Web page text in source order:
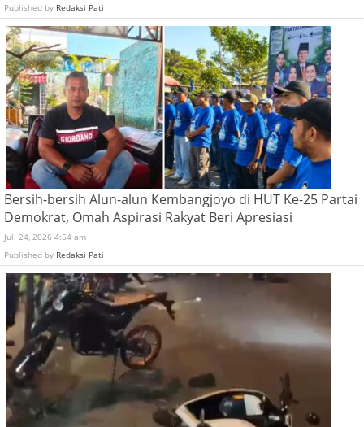
Published by Redaksi Pati
Bersih-bersih Alun-alun Kembangjoyo di HUT Ke-25 Partai
Demokrat, Omah Aspirasi Rakyat Beri Apresiasi
Juli 24, 2026 4:54 am
Published by Redaksi Pati